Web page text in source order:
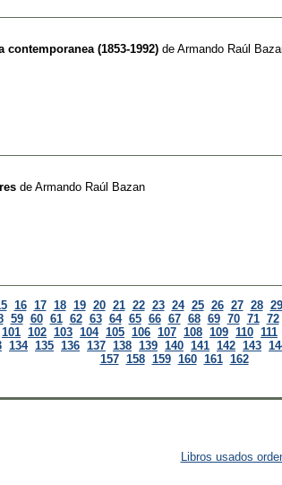
(1853-1992) de Armando Raúl
de Armando Raúl Bazan
16 17 18 19 20 21 22 23 24 25 26 27 28 29
59 60 61 62 63 64 65 66 67 68 69 70 71 72
101 102 103 104 105 106 107 108 109 110 111
134 135 136 137 138 139 140 141 142 143
157 158 159 160 161 162
Libros usados